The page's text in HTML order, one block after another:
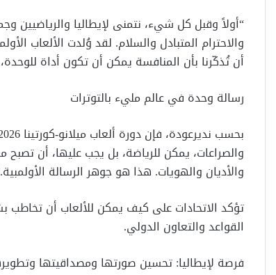
“أولاً وقبل كل شيء، نتمنى لإيطاليا والرياضيين
والاحترام المتبادل والسلام. لقد وُلدت الألعاب
أن تُذكّرنا بأن المنافسة يمكن أن تكون أداة
رسالة وحدة في عالم مليء بالتوترات
والصراعات، يمكن للرياضة، بل يجب عليها، أن
والأديان والهويات. هذا هو جوهر الرسالة
تؤكد الاتحادات على كيف يمكن للألعاب أن
القواعد والتعاون الدولي.
فرصة لإيطاليا: تحسين صورتها ومصداقيتها